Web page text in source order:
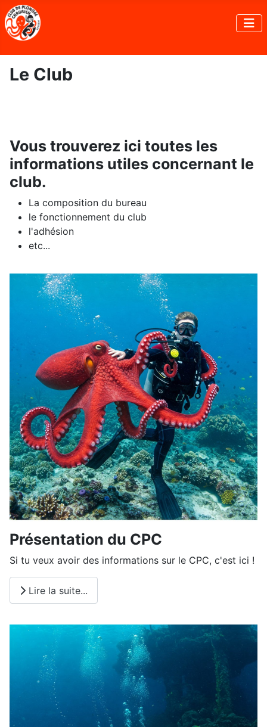
Le Club
Vous trouverez ici toutes les
informations utiles concernant le
club.
La composition du bureau
le fonctionnement du club
l'adhésion
etc...
Présentation du CPC
Si tu veux avoir des informations sur le CPC, c'est ici !
Lire la suite...